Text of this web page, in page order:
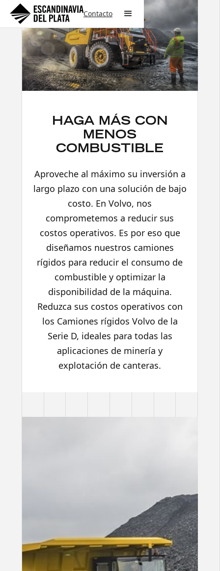
Contacto
HAGA MÁS CON
MENOS
COMBUSTIBLE
Aproveche al máximo su inversión a
largo plazo con una solución de bajo
costo. En Volvo, nos
comprometemos a reducir sus
costos operativos. Es por eso que
diseñamos nuestros camiones
rígidos para reducir el consumo de
combustible y optimizar la
disponibilidad de la máquina.
Reduzca sus costos operativos con
los Camiones rígidos Volvo de la
Serie D, ideales para todas las
aplicaciones de minería y
explotación de canteras.